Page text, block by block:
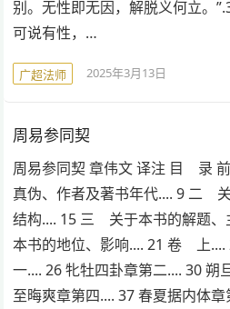
别。无性即无因，解脱义何立
可说有性，…
广超法师 2025年3月13日
周易参同契
周易参同契 章伟文 译注 目 录
真伪、作者及著书年代.... 9 二
结构.... 15 三 关于本书的解题
本书的地位、影响.... 21 卷 上....
一.... 26 牝牡四卦章第二.... 30 朔
至晦爽章第四.... 37 春夏据内体